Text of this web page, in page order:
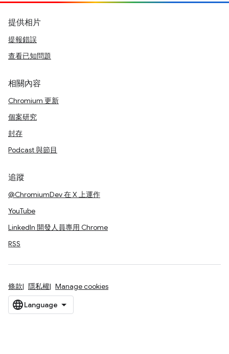
提供相片
提報錯誤
查看已知問題
相關內容
Chromium 更新
個案研究
封存
Podcast 與節目
追蹤
@ChromiumDev 在 X 上運作
YouTube
LinkedIn 開發人員專用 Chrome
RSS
條款 隱私權 Manage cookies